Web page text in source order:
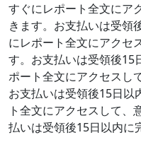
すぐにレポート全文にア
きます。お支払いは受領
にレポート全文にアクセ
す。お支払いは受領後15
ポート全文にアクセスし
お支払いは受領後15日以
ト全文にアクセスして、
払いは受領後15日以内に